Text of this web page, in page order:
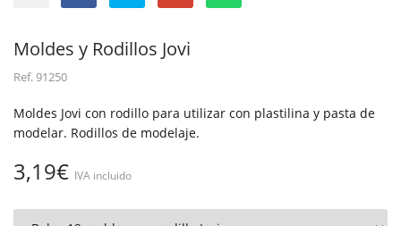
Moldes y Rodillos Jovi
Ref.91250
Moldes Jovi con rodillo para utilizar con plastilina y pasta de
modelar. Rodillos de modelaje.
3,19€ IVA incluido